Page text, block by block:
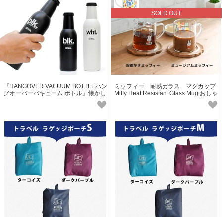
『HANGOVER VACUUM BOTTLEハン
グオーバーバキューム ボトル』懐かし
のビン型ステンレスボトル（保冷保
SOLD OUT
ミッフィー 耐熱ガラス マグカップ
Miffy Heat Resistant Glass Mug おしゃ